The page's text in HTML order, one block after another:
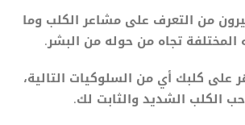
من التعرف على مشاعر الكلب وما
تجاه من حوله من البشر.
على كلبك أي من السلوكيات التالية،
الكلب الشديد والثابت لك.